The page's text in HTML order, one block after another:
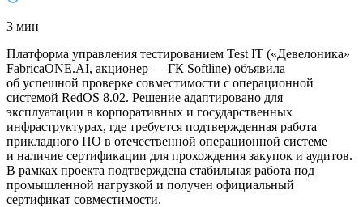
3 мин
Платформа управления тестированием Test IT («Девелоника»
FabricaONE.AI, акционер — ГК Softline) объявила
об успешной проверке совместимости с операционной
системой RedOS 8.02. Решение адаптировано для
эксплуатации в корпоративных и государственных
инфраструктурах, где требуется подтвержденная работа
прикладного ПО в отечественной операционной системе
и наличие сертификации для прохождения закупок и аудитов.
В рамках проекта подтверждена стабильная работа под
промышленной нагрузкой и получен официальный
сертификат совместимости.